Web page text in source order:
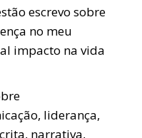
escrevo sobre
no meu
impacto na vida
liderança,
narrativa,